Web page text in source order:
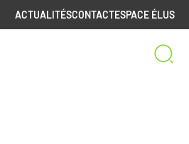
ACTUALITÉSCONTACTESPACE ÉLUS